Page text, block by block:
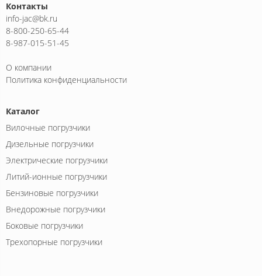
Контакты
info-jac@bk.ru
8-800-250-65-44
8-987-015-51-45
О компании
Политика конфиденциальности
Каталог
Вилочные погрузчики
Дизельные погрузчики
Электрические погрузчики
Литий-ионные погрузчики
Бензиновые погрузчики
Внедорожные погрузчики
Боковые погрузчики
Трехопорные погрузчики